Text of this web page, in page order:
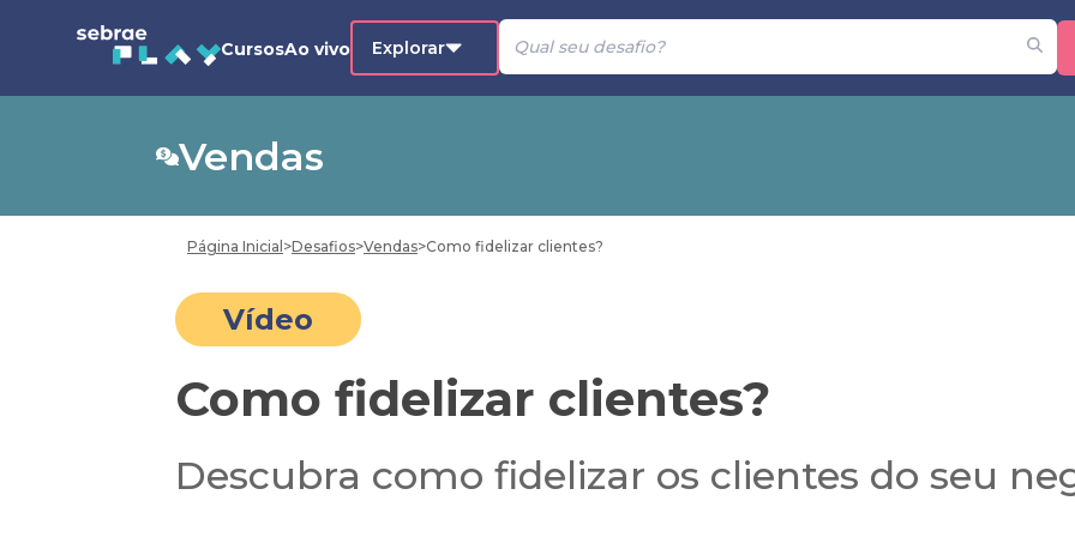
CursosAo vivo Explorar
Vendas
Página Inicial >Desafios>Vendas>Como fidelizar clientes?
Vídeo
Como fidelizar clientes?
Descubra como fidelizar os clientes do seu